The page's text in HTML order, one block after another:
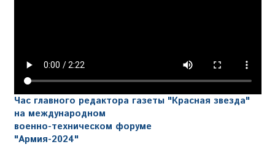
Час главного редактора газеты "Красная звезда"
на международном
военно-техническом форуме
"Армия-2024"